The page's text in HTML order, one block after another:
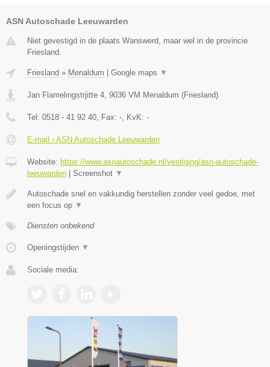
ASN Autoschade Leeuwarden
Niet gevestigd in de plaats Wanswerd, maar wel in de provincie
Friesland.
Friesland » Menaldum | Google maps ▼
Jan Flamelingstrjitte 4 9036 VM Menaldum (Friesland)
Tel: 0518 - 41 92 40 , Fax: - , KvK: -
E-mail › ASN Autoschade Leeuwarden
Website: https://www.asnautoschade.nl/vestiging/asn-autoschade-
leeuwarden | Screenshot ▼
Autoschade snel en vakkundig herstellen zonder veel gedoe, met
een focus op ▼
Diensten onbekend
Openingstijden ▼
Sociale media: